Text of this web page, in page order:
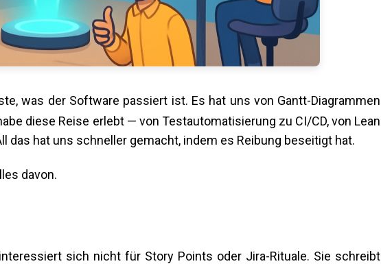
was der Software passiert ist. Es hat uns von Gantt-Diagrammen
diese Reise erlebt — von Testautomatisierung zu CI/CD, von Lean
das hat uns schneller gemacht, indem es Reibung beseitigt hat.
davon.
sich nicht für Story Points oder Jira-Rituale. Sie schreibt